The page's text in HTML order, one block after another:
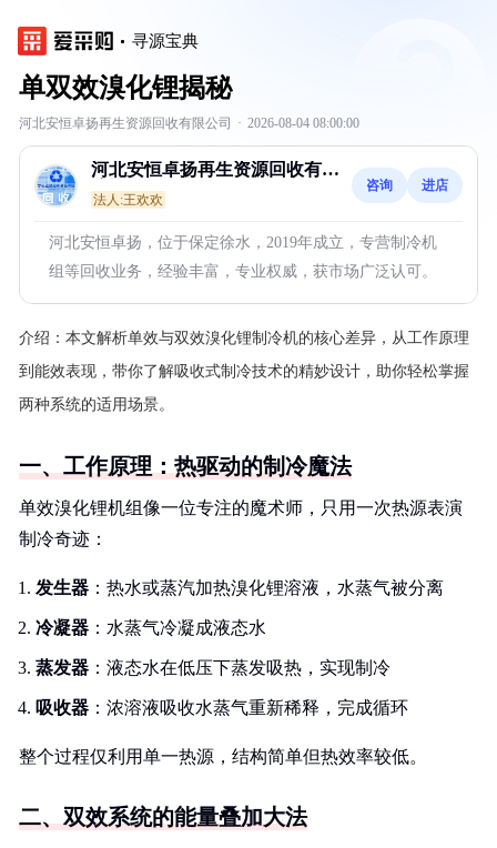
寻源宝典
单双效溴化锂揭秘
河北安恒卓扬再生资源回收有限公司 · 2026-08-04 08:00:00
河北安恒卓扬再生资源回收有限
公司
法人:王欢欢
咨询 进店
河北安恒卓扬，位于保定徐水，2019年成立，专营制冷机
组等回收业务，经验丰富，专业权威，获市场广泛认可。
介绍： 本文解析单效与双效溴化锂制冷机的核心差异，从工作原理
到能效表现，带你了解吸收式制冷技术的精妙设计，助你轻松掌握
两种系统的适用场景。
一、工作原理：热驱动的制冷魔法
单效溴化锂机组像一位专注的魔术师，只用一次热源表演
制冷奇迹：
发生器 ：热水或蒸汽加热溴化锂溶液，水蒸气被分离
冷凝器 ：水蒸气冷凝成液态水
蒸发器 ：液态水在低压下蒸发吸热，实现制冷
吸收器 ：浓溶液吸收水蒸气重新稀释，完成循环
整个过程仅利用单一热源，结构简单但热效率较低。
二、双效系统的能量叠加大法